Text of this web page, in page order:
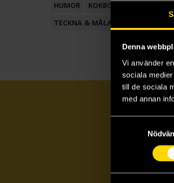
Denna
Vi använder
sociala
till de sociala
med annan
HUMOR
KOKBOK
TECKNA & MÅLA